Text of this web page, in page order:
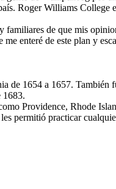
Roger Williams College
de que mis
enteré de este plan y
de 1654 a 1657. También
1683.
Providence, Rhode
permitió practicar